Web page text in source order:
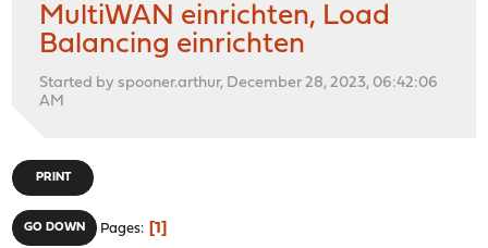
MultiWAN einrichten, Load
Balancing einrichten
Started by spooner.arthur, December 28, 2023, 06:42:06
AM
PRINT
GO DOWN Pages 1